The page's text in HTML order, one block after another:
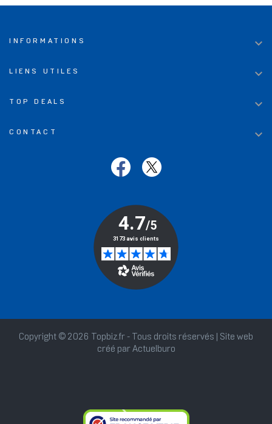
INFORMATIONS 
LIENS UTILES 
TOP DEALS 
CONTACT 
Copyright © 2026 Topbiz.fr - Tous droits réservés | Site web
créé par Actuelburo